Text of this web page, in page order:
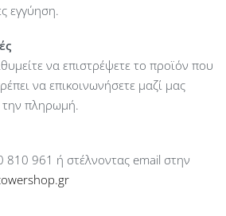
εγγύηση.
να επιστρέψετε το προϊόν που
να επικοινωνήσετε μαζί μας
πληρωμή.
810 961 ή στέλνοντας email στην